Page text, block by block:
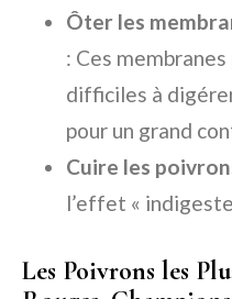
Ôter les
: Ces
difficiles à
pour un grand
Cuire les
l’effet «
Les Poivrons les